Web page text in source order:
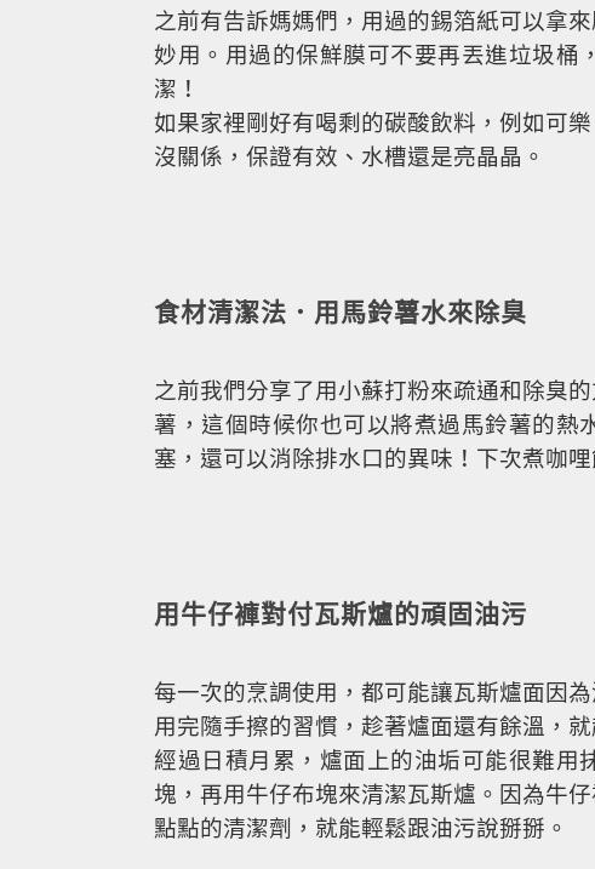
之前有告訴媽媽們，用過的錫箔紙可以拿
妙用。用過的保鮮膜可不要再丟進垃圾
潔！
如果家裡剛好有喝剩的碳酸飲料，例如可
沒關係，保證有效、水槽還是亮晶晶。
食材清潔法．用馬鈴薯水來除臭
之前我們分享了用小蘇打粉來疏通和除臭
薯，這個時候你也可以將煮過馬鈴薯的
塞，還可以消除排水口的異味！下次煮咖
用牛仔褲對付瓦斯爐的頑固油污
每一次的烹調使用，都可能讓瓦斯爐面因
用完隨手擦的習慣，趁著爐面還有餘溫，
經過日積月累，爐面上的油垢可能很難
塊，再用牛仔布塊來清潔瓦斯爐。因為牛
點點的清潔劑，就能輕鬆跟油污說掰掰。